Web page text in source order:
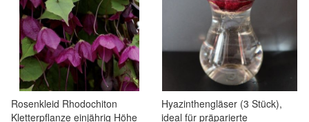
Rosenkleid Rhodochiton
Kletterpflanze einjährig Höhe
Hyazinthengläser (3 Stück),
ideal für präparierte